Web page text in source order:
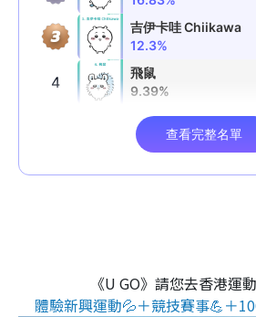
《U GO》請您去香港運
體驗新興運動💦＋競技賽事💪＋